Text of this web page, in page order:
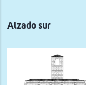
Alzado sur